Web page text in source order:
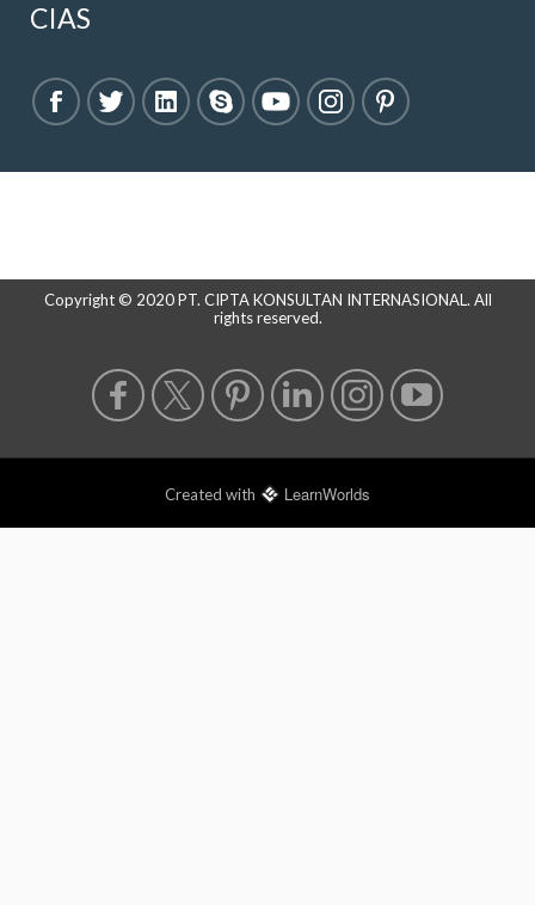
CIAS
Copyright © 2020 PT. CIPTA KONSULTAN INTERNASIONAL. All
rights reserved.
Created with LearnWorlds